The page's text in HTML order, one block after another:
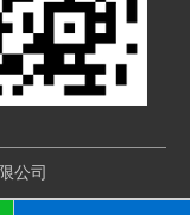
公司